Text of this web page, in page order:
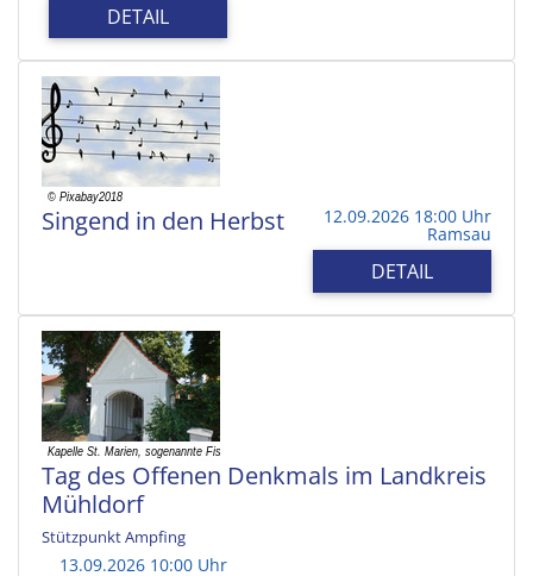
DETAIL
Singend in den Herbst 12.09.2026 18:00 Uhr
Ramsau
DETAIL
Tag des Offenen Denkmals im Landkreis
Mühldorf
Stützpunkt Ampfing
13.09.2026 10:00 Uhr